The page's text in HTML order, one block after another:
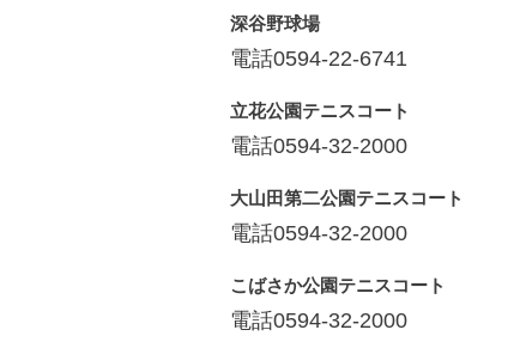
深谷野球場
電話0594-22-6741
立花公園テニスコート
電話0594-32-2000
大山田第二公園テニスコート
電話0594-32-2000
こばさか公園テニスコート
電話0594-32-2000